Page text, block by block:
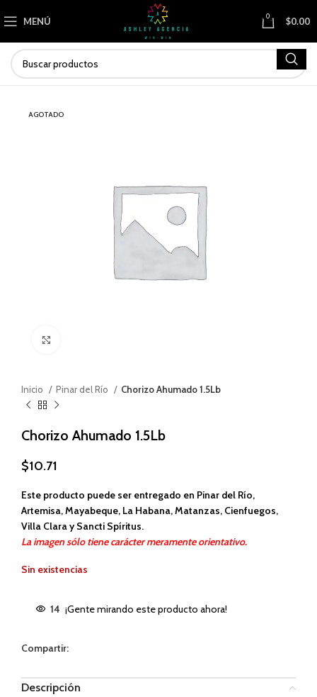
MENÚ 0 $0.00
AGOTADO
Inicio Pinar del Río Chorizo Ahumado 1.5Lb
Chorizo Ahumado 1.5Lb
$10.71
Este producto puede ser entregado en Pinar del Río,
Artemisa, Mayabeque, La Habana, Matanzas, Cienfuegos,
Villa Clara y Sancti Spíritus.
La imagen sólo tiene carácter meramente orientativo.
Sin existencias
14 ¡Gente mirando este producto ahora!
Compartir:
Descripción